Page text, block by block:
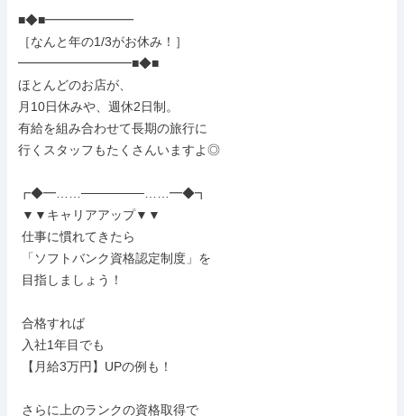
■◆■━━━━━━━
［なんと年の1/3がお休み！］
━━━━━━━━━■◆■
ほとんどのお店が、
月10日休みや、週休2日制。
有給を組み合わせて長期の旅行に
行くスタッフもたくさんいますよ◎
┏◆━……───────……━◆┓